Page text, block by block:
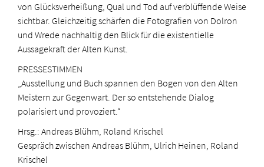
von Glücksverheißung, Qual und Tod auf verblüffende Weise
sichtbar. Gleichzeitig schärfen die Fotografien von Dolron
und Wrede nachhaltig den Blick für die existentielle
Aussagekraft der Alten Kunst.
PRESSESTIMMEN
„Ausstellung und Buch spannen den Bogen von den Alten
Meistern zur Gegenwart. Der so entstehende Dialog
polarisiert und provoziert.“
Hrsg.: Andreas Blühm, Roland Krischel
Gespräch zwischen Andreas Blühm, Ulrich Heinen, Roland
Krischel